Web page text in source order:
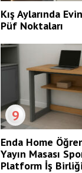
Kış Aylarında
Püf Noktaları
9
Enda Home
Yayın Masası
Platform İş